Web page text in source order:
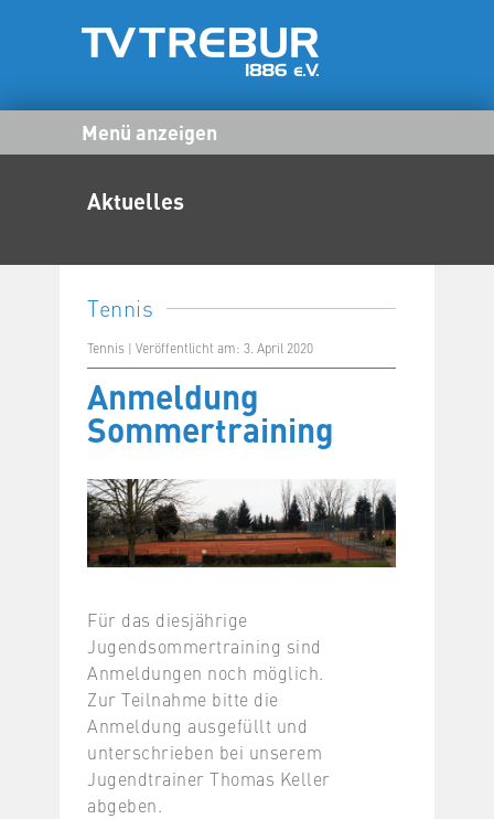
Menü anzeigen
Aktuelles
Tennis
Tennis | Veröffentlicht am: 3. April 2020
Anmeldung
Sommertraining
Für das diesjährige
Jugendsommertraining sind
Anmeldungen noch möglich.
Zur Teilnahme bitte die
Anmeldung ausgefüllt und
unterschrieben bei unserem
Jugendtrainer Thomas Keller
abgeben.